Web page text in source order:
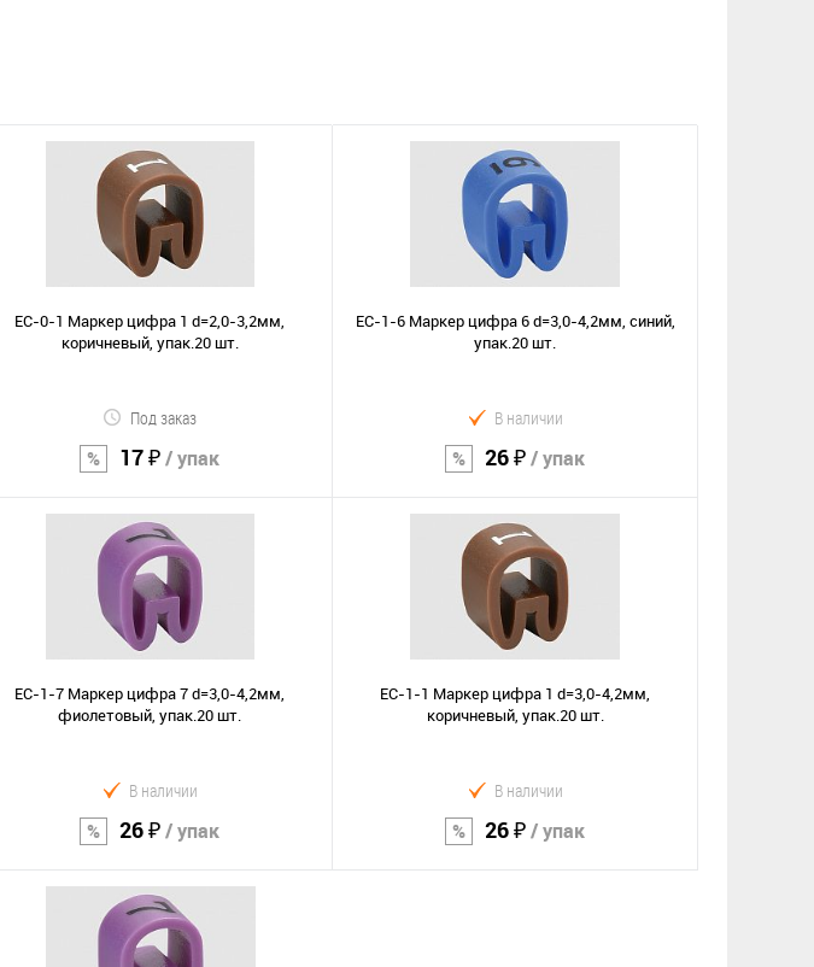
EС-0-1 Маркер цифра 1 d=2,0-3,2мм,
коричневый, упак.20 шт.
Под заказ
17 ₽/ упак
В корзину
EС-1-6 Маркер цифра 6 d=3,0-4,2мм, синий,
упак.20 шт.
В наличии
26 ₽/ упак
В корзину
EС-1-7 Маркер цифра 7 d=3,0-4,2мм,
фиолетовый, упак.20 шт.
В наличии
26 ₽/ упак
В корзину
EС-1-1 Маркер цифра 1 d=3,0-4,2мм,
коричневый, упак.20 шт.
В наличии
26 ₽/ упак